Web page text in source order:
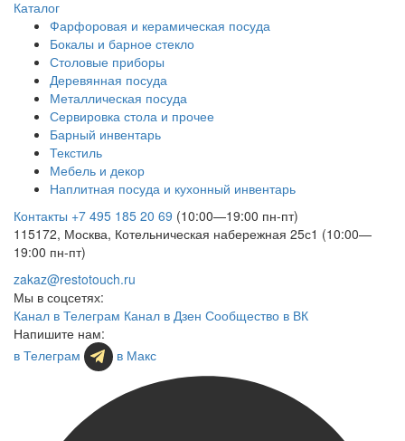
Каталог
Фарфоровая и керамическая посуда
Бокалы и барное стекло
Столовые приборы
Деревянная посуда
Металлическая посуда
Сервировка стола и прочее
Барный инвентарь
Текстиль
Мебель и декор
Наплитная посуда и кухонный инвентарь
Контакты +7 495 185 20 69 (10:00—19:00 пн-пт)
115172, Москва, Котельническая набережная 25с1 (10:00—
19:00 пн-пт)
zakaz@restotouch.ru
Мы в соцсетях:
Канал в Телеграм Канал в Дзен Сообщество в ВК
Напишите нам:
в Телеграм
в Макс